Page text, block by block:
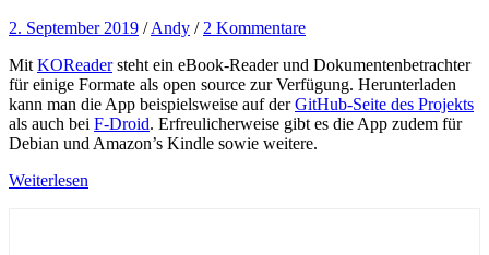
2. September 2019 /Andy / 2 Kommentare
Mit KOReadersteht ein eBook-Reader und Dokumentenbetrachter
für einige Formate als open source zur Verfügung. Herunterladen
kann man die App beispielsweise auf derGitHub-Seite des Projekts
als auch bei F-Droid. Erfreulicherweise gibt es die App zudem für
Debian und Amazon’s Kindle sowie weitere.
Weiterlesen